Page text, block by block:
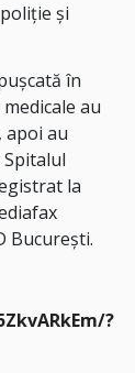
și
în
au
apoi au
la
București.
?